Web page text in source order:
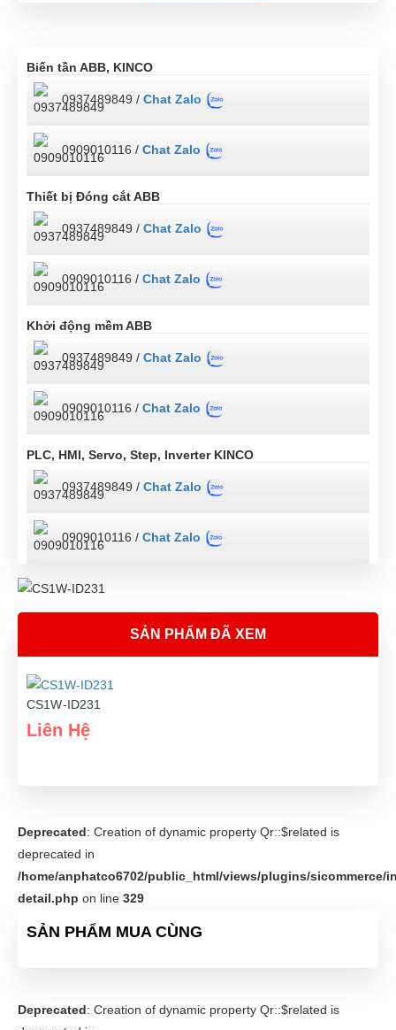
Biến tần ABB, KINCO
0937489849 / Chat Zalo
0909010116 / Chat Zalo
Thiết bị Đóng cắt ABB
0937489849 / Chat Zalo
0909010116 / Chat Zalo
Khởi động mềm ABB
0937489849 / Chat Zalo
0909010116 / Chat Zalo
PLC, HMI, Servo, Step, Inverter KINCO
0937489849 / Chat Zalo
0909010116 / Chat Zalo
SẢN PHẨM ĐÃ XEM
CS1W-ID231
Liên Hệ
Deprecated: Creation of dynamic property Qr::$related is
deprecated in
/home/anphatco6702/public_html/views/plugins/sicommerce/
detail.php on line 329
SẢN PHẨM MUA CÙNG
Deprecated: Creation of dynamic property Qr::$related is